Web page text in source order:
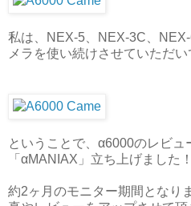
私は、NEX-5、NEX-3C、
メラを使い続けさせていただい
ということで、α6000のレビ
「αMANIAX」立ち上げました！
約2ヶ月のモニター期間となり